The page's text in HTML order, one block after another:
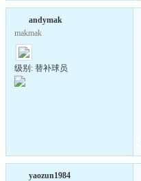
andymak
makmak
级别: 替补球员
yaozun1984